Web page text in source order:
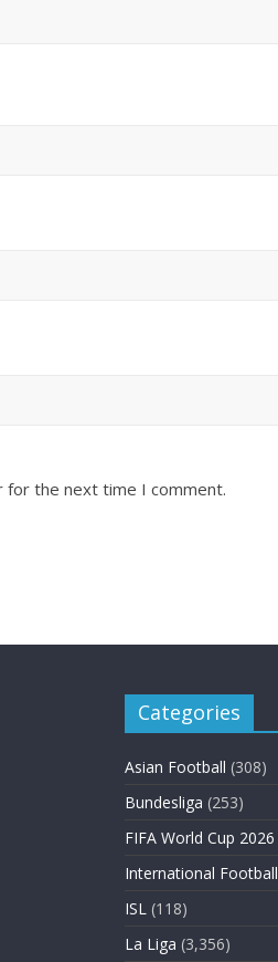
for the next time I comment.
Categories
Asian Football (308)
Bundesliga (253)
FIFA World Cup 2026
International Football
ISL (118)
La Liga (3,356)